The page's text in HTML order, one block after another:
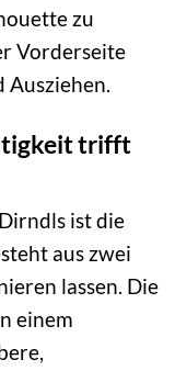
zu
Vorderseite
Ausziehen.
trifft
ist die
aus zwei
lassen. Die
einem